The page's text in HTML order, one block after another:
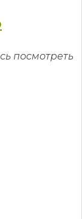
посмотреть